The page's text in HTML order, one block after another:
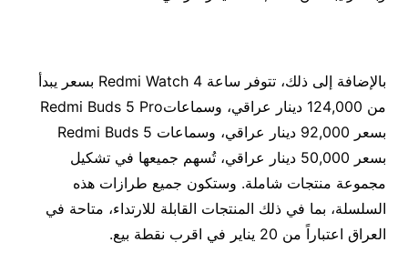
بالإضافة إلى ذلك، تتوفر ساعة Redmi Watch 4 بسعر يبدأ
من 124,000 دينار عراقي، وسماعاتRedmi Buds 5 Pro
بسعر 92,000 دينار عراقي، وسماعات Redmi Buds 5
بسعر 50,000 دينار عراقي، تُسهم جميعها في تشكيل
مجموعة منتجات شاملة. وستكون جميع طرازات هذه
السلسلة، بما في ذلك المنتجات القابلة للارتداء، متاحة في
العراق اعتباراً من 20 يناير في اقرب نقطة بيع.